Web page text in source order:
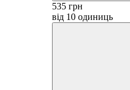
535 грн
від 10 одиниць